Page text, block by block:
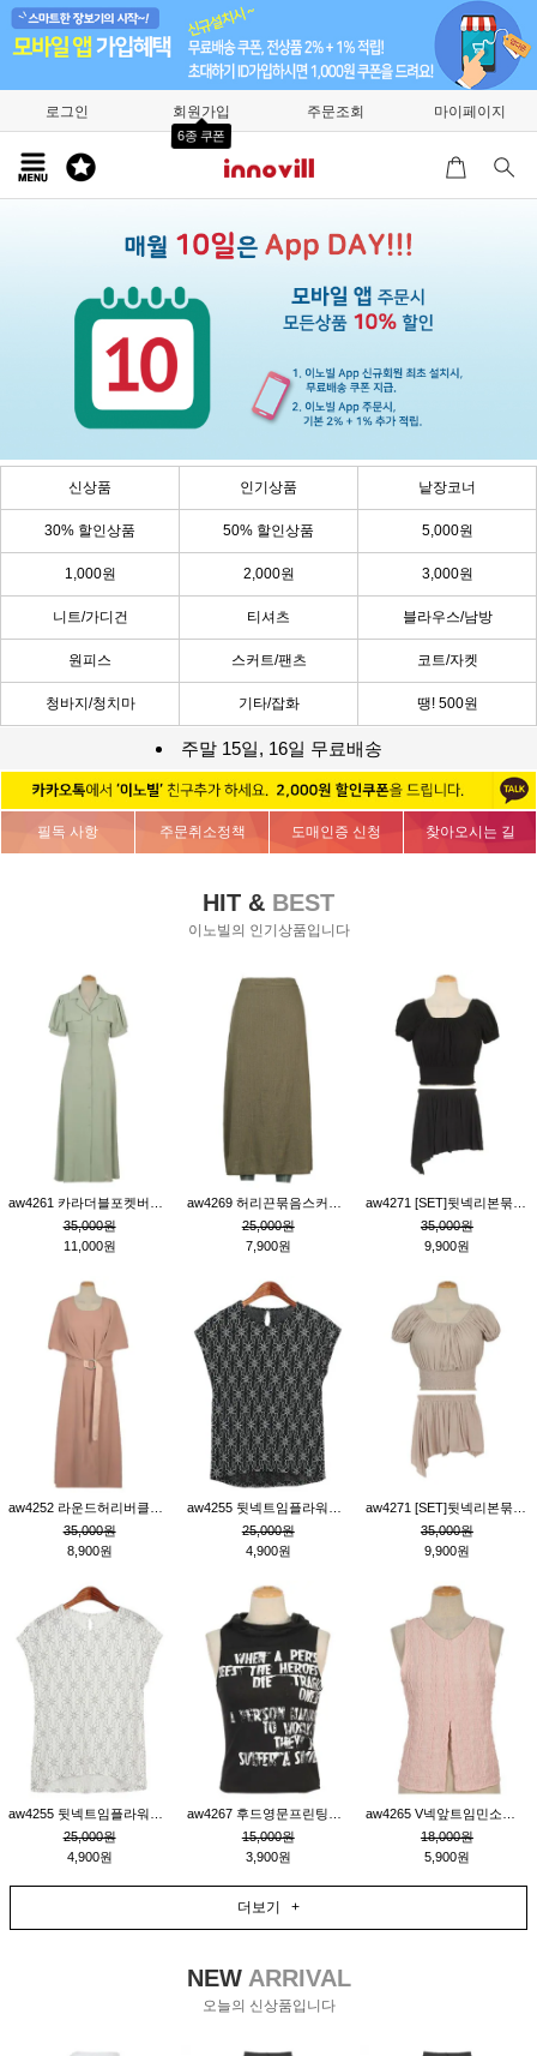
로그인 회원가입
6종 쿠폰
주문조회 마이페이지
신상품 인기상품 낱장코너
30% 할인상품 50% 할인상품 5,000원
1,000원 2,000원 3,000원
니트/가디건 티셔츠 블라우스/남방
원피스 스커트/팬츠 코트/자켓
청바지/청치마 기타/잡화 땡! 500원
주말 15일, 16일 무료배송
필독 사항 주문취소정책 도매인증 신청 찾아오시는 길
HIT & BEST
이노빌의 인기상품입니다
35,000원
11,000원
25,000원
7,900원
35,000원
9,900원
35,000원
8,900원
25,000원
4,900원
35,000원
9,900원
25,000원
4,900원
15,000원
3,900원
18,000원
5,900원
더보기 +
NEWARRIVAL
오늘의 신상품입니다